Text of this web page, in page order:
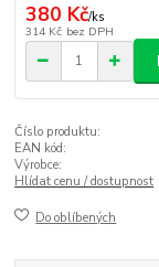
380 Kč/ks
314 Kč bez DPH
Číslo produktu:
EAN kód:
Výrobce:
Hlídat cenu / dostupnost
Do oblíbených